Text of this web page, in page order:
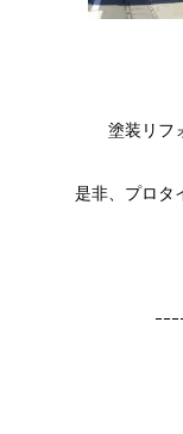
塗装リフ
是非、プロタ
ｰｰ